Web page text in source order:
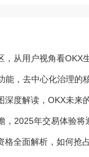
，从用户视角看OKX
能，去中心化治理的
深度解读，OKX未来
，2025年交易体验将
格全面解析，如何抢